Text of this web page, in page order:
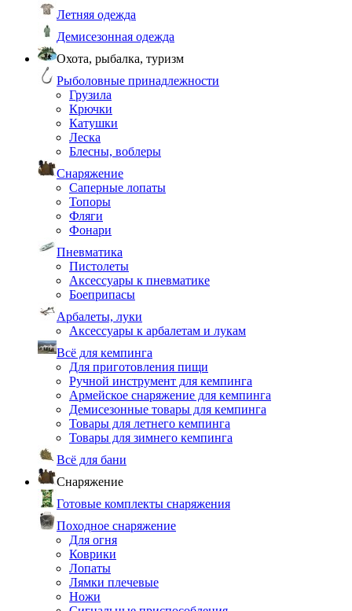
Летняя одежда
Демисезонная одежда
Охота, рыбалка, туризм
Рыболовные принадлежности
Грузила
Крючки
Катушки
Леска
Блесны, воблеры
Снаряжение
Саперные лопаты
Топоры
Фляги
Фонари
Пневматика
Пистолеты
Аксессуары к пневматике
Боеприпасы
Арбалеты, луки
Аксессуары к арбалетам и лукам
Всё для кемпинга
Для приготовления пищи
Ручной инструмент для кемпинга
Армейское снаряжение для кемпинга
Демисезонные товары для кемпинга
Товары для летнего кемпинга
Товары для зимнего кемпинга
Всё для бани
Снаряжение
Готовые комплекты снаряжения
Походное снаряжение
Для огня
Коврики
Лопаты
Лямки плечевые
Ножи